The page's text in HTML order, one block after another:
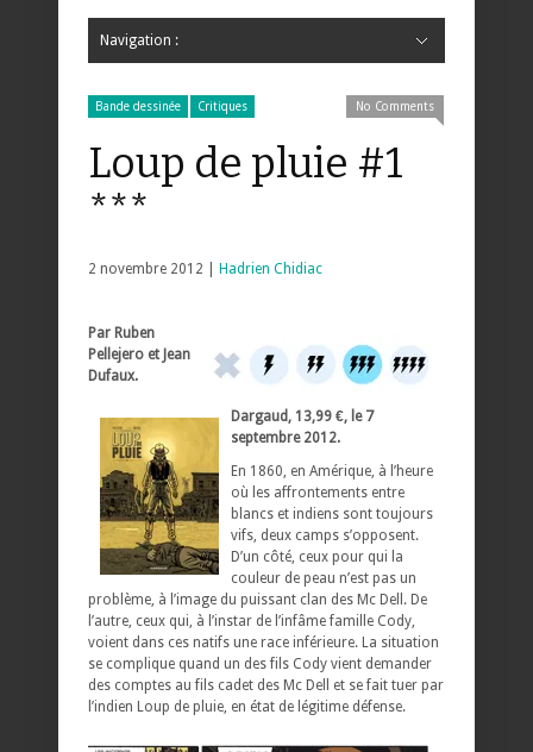
Navigation :
Bande dessinée Critiques No Comments
Loup de pluie #1
***
2 novembre 2012 | Hadrien Chidiac
Par Ruben
Pellejero et Jean
Dufaux.
Dargaud, 13,99 €, le 7
septembre 2012.
En 1860, en Amérique, à l’heure
où les affrontements entre
blancs et indiens sont toujours
vifs, deux camps s’opposent.
D’un côté, ceux pour qui la
couleur de peau n’est pas un
problème, à l’image du puissant clan des Mc Dell. De
l’autre, ceux qui, à l’instar de l’infâme famille Cody,
voient dans ces natifs une race inférieure. La situation
se complique quand un des fils Cody vient demander
des comptes au fils cadet des Mc Dell et se fait tuer par
l’indien Loup de pluie, en état de légitime défense.